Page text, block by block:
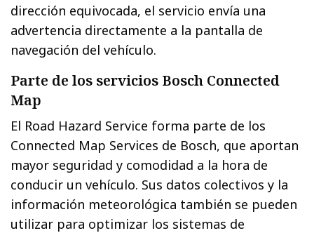
dirección equivocada, el servicio envía una
advertencia directamente a la pantalla de
navegación del vehículo.
Parte de los servicios Bosch Connected
Map
El Road Hazard Service forma parte de los
Connected Map Services de Bosch, que aportan
mayor seguridad y comodidad a la hora de
conducir un vehículo. Sus datos colectivos y la
información meteorológica también se pueden
utilizar para optimizar los sistemas de